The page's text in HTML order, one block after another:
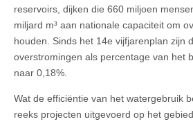
reservoirs, dijken die 660 miljoen
miljard m³ aan nationale capaciteit om
houden. Sinds het 14e vijfjarenplan zijn
overstromingen als percentage van het
naar 0,18%.
Wat de efficiëntie van het watergebruik
reeks projecten uitgevoerd op het